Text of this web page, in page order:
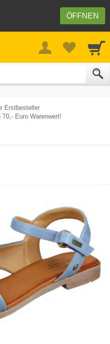
ÖFFNEN
Erstbesteller
Euro Warenwert!